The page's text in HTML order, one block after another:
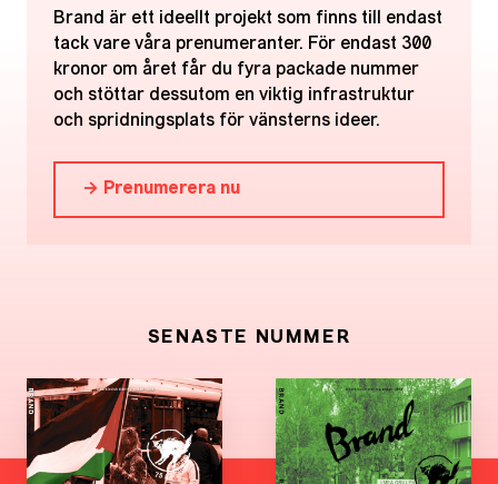
Brand är ett ideellt projekt som finns till endast
tack vare våra prenumeranter. För endast 300
kronor om året får du fyra packade nummer
och stöttar dessutom en viktig infrastruktur
och spridningsplats för vänsterns ideer.
→ Prenumerera nu
SENASTE NUMMER